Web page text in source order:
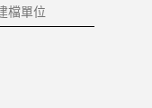
位